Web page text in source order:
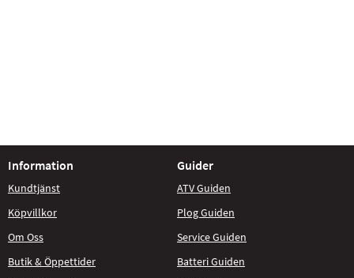
Information
Kundtjänst
Köpvillkor
Om Oss
Butik & Öppettider
Guider
ATV Guiden
Plog Guiden
Service Guiden
Batteri Guiden